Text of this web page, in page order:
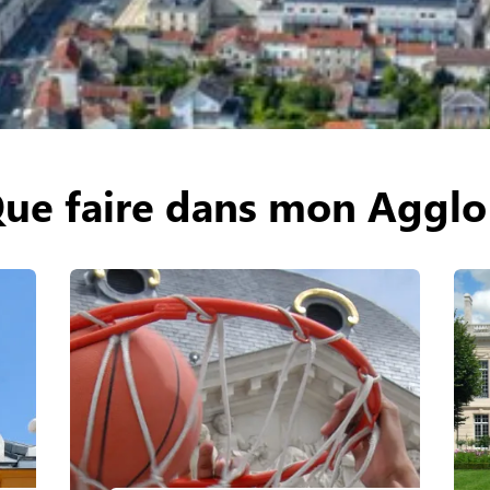
faire dans mon